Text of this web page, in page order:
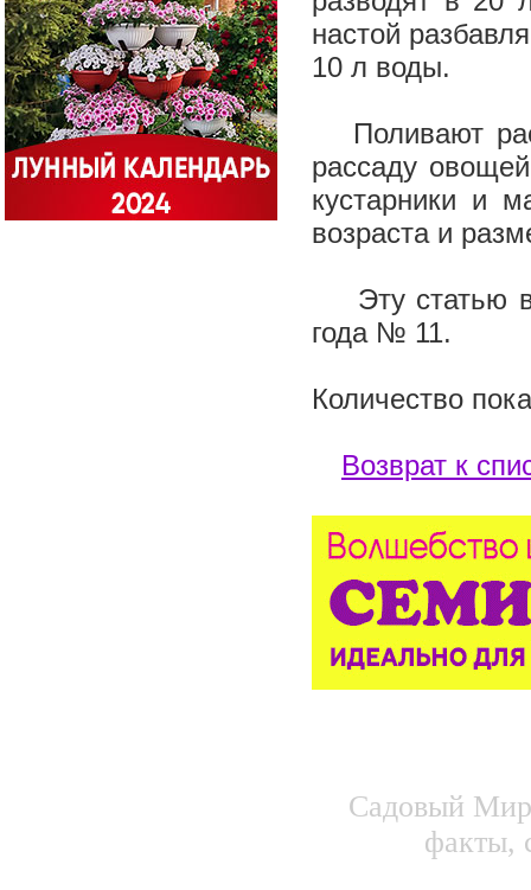
настой
10 л воды.
Поливают
рассаду
кустарники и
возраста и
Эту статью
года № 11.
Количество
Возврат к
Садовый
факты,